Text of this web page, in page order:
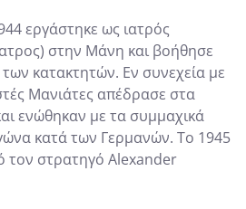
εργάστηκε ως ιατρός
στην Μάνη και βοήθησε
κατακτητών. Εν συνεχεία με
Μανιάτες απέδρασε στα
ενώθηκαν με τα συμμαχικά
κατά των Γερμανών. Το 1945
τον στρατηγό Alexander